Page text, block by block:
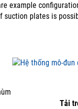
example
suction plates is
Tải